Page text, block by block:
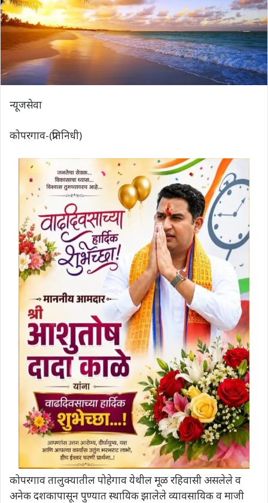
न्यूजसेवा
कोपरगाव-(प्रतिनिधी)
कोपरगाव तालुक्यातील पोहेगाव येथील मूळ रहिवासी असलेले व
अनेक दशकापासून पुण्यात स्थायिक झालेले व्यावसायिक व माजी